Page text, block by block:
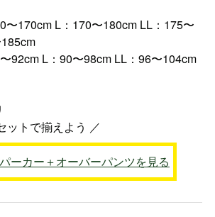
170cm L：170〜180cm LL：175〜
92cm L：90〜98cm LL：96〜104cm
ットで揃えよう ／
ーカー＋オーバーパンツを見る